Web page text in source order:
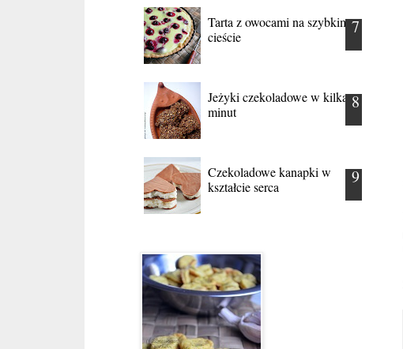
Tarta z owocami na szybkim
cieście
Jeżyki czekoladowe w kilka
minut
Czekoladowe kanapki w
kształcie serca